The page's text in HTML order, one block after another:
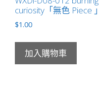
curiosity「無色 Piece 」
$1.00
加入購物車